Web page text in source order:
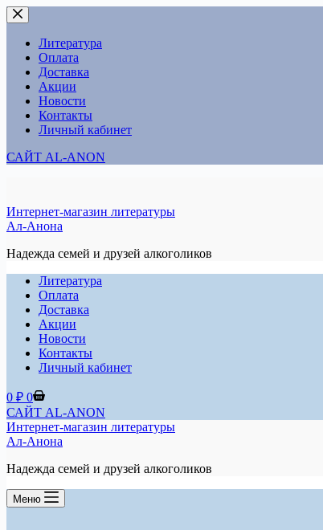
Перейти
к
сути
Литература
Оплата
Доставка
Акции
Новости
Контакты
Личный кабинет
САЙТ AL-ANON
Интернет-магазин литературы
Ал-Анона
Надежда семей и друзей алкоголиков
Литература
Оплата
Доставка
Акции
Новости
Контакты
Личный кабинет
Корзина
0 ₽ 0
САЙТ AL-ANON
Интернет-магазин литературы
Ал-Анона
Надежда семей и друзей алкоголиков
Меню